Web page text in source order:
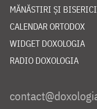
MĂNĂSTIRI ȘI BISERICI
CALENDAR ORTODOX
WIDGET DOXOLOGIA
RADIO DOXOLOGIA